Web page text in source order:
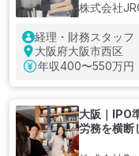
株式会社
経理・財務スタッフ
大阪府大阪市西区
年収400〜550万円
大阪｜IPO
労務を横断